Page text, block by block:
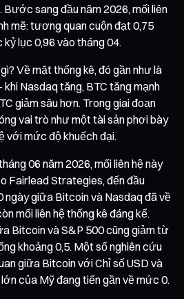
sang đầu năm 2026, mối liên
mẽ: tương quan cuộn đạt 0,75
lục 0,96 vào tháng 04.
Về mặt thống kê, đó gần như là
Nasdaq tăng, BTC tăng mạnh
giảm sâu hơn. Trong giai đoạn
vai trò như một tài sản phơi bày
với mức độ khuếch đại.
06 năm 2026, mối liên hệ này
Fairlead Strategies, đến đầu
ngày giữa Bitcoin và Nasdaq đã về
mối liên hệ thống kê đáng kể.
Bitcoin và S&P 500 cũng giảm từ
khoảng 0,5. Một số nghiên cứu
giữa Bitcoin với Chỉ số USD và
của Mỹ đang tiến gần về mức 0.